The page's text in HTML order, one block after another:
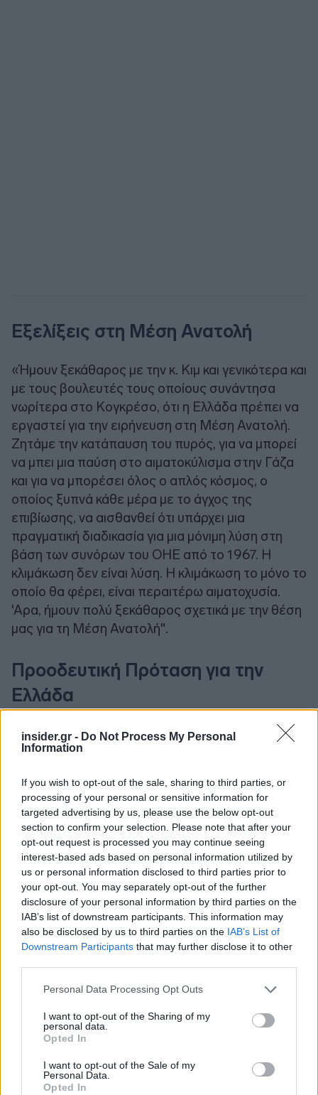
insider.gr - Do Not Process My Personal
Information
If you wish to opt-out of the sale, sharing to third parties, or
processing of your personal or sensitive information for
targeted advertising by us, please use the below opt-out
section to confirm your selection. Please note that after your
opt-out request is processed you may continue seeing
interest-based ads based on personal information utilized by
us or personal information disclosed to third parties prior to
your opt-out. You may separately opt-out of the further
disclosure of your personal information by third parties on the
IAB’s list of downstream participants. This information may
also be disclosed by us to third parties on the IAB’s List of
Downstream Participants that may further disclose it to other
Please note that this website/app uses one or more Google
not limited to your visit or usage behaviour. You may click to
grant or deny consent to Google and its third-party tags to
use your data for below specified purposes in below Google
consent section.
Personal Data Processing Opt Outs
I want to opt-out of the Sharing of my
personal data.
Opted In
I want to opt-out of the Sale of my
Personal Data.
Opted In
Εξελίξεις στη Μέση Ανατολή
«Ήμουν ξεκάθαρος με την κ. Κιμ και γενικότερα και
με τους βουλευτές τους οποίους συνάντησα
νωρίτερα στο Κογκρέσο, ότι η Ελλάδα πρέπει να
εργαστεί για την ειρήνευση στη Μέση Ανατολή.
Ζητάμε την κατάπαυση του πυρός, για να μπορεί
να μπει μια παύση στο αιματοκύλισμα στην Γάζα
και για να μπορέσει όλος ο απλός κόσμος, ο
οποίος ξυπνά κάθε μέρα με το άγχος της
επιβίωσης, να αισθανθεί ότι υπάρχει μια
πραγματική διαδικασία για μια μόνιμη λύση στη
βάση των συνόρων του ΟΗΕ από το 1967. Η
κλιμάκωση δεν είναι λύση. Η κλιμάκωση το μόνο το
οποίο θα φέρει, είναι περαιτέρω αιματοχυσία.
'Αρα, ήμουν πολύ ξεκάθαρος σχετικά με την θέση
μας για τη Μέση Ανατολή".
Προοδευτική Πρόταση για την
Ελλάδα
«Είναι μια πρόταση για μια προοδευτική χώρα που
διαχειρίζεται τις προκλήσεις με ανθρωποκεντρικό
συμπεριλαμβάνεται προφανώς και το θέμα του
προσφυγικού, όπου συνεχίζουμε και διεκδικούμε
αναγκαστική αλληλεγγύη από την Ευρώπη και όχι η
Ελλάδα να γίνει από χώρα υποδοχής, χώρα
μόνιμης παραμονής για ένα τίμημα κατά κεφαλήν,
το οποίο είναι το σχέδιο της κυβέρνησης και της
υπόλοιπης Ευρώπης. Αναφέρθηκα στα διάφορα
κοινωνικά ζητήματα που αντιμετωπίζει ο
ελληνικός λαός αυτή τη στιγμή. Πολλά από αυτά
τα ζητήματα, όπως είναι το κόστος διαβίωσης,
παρόμοιες προκλήσεις μεταξύ των αστικών
κέντρων στην Αμερική και της Αθήνας και της
Ελλάδας ευρύτερα.
Υπάρχουν λύσεις και από τις ΗΠΑ και από την
Ευρώπη που μπορούν να συμπτυχθούν με την